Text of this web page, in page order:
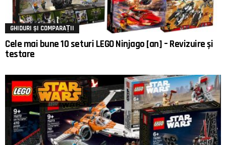
GHIDURI ȘI COMPARAȚII
Cele mai bune 10 seturi LEGO Ninjago [an] – Revizuire și
testare